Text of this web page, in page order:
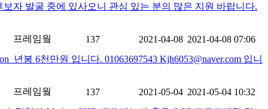
자 발굴 중에 있사오니 관심 있는 분의 많은 지원 바랍니다.
프레임웤 137 2021-04-08 2021-04-08 07:06
봉 6천만원 입니다. 01063697543 Kjh6053@naver.com 입니
프레임웤 137 2021-05-04 2021-05-04 10:32